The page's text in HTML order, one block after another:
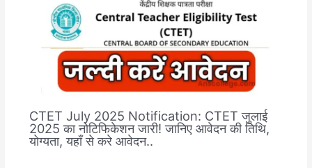
CTET July 2025 Notification: CTET जुलाई
2025 का नोटिफिकेशन जारी! जानिए आवेदन की तिथि,
योग्यता, यहाँ से करे आवेदन..